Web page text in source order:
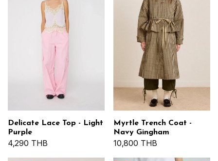
Delicate Lace Top - Light
Purple
4,290 THB
Myrtle Trench Coat -
Navy Gingham
10,800 THB